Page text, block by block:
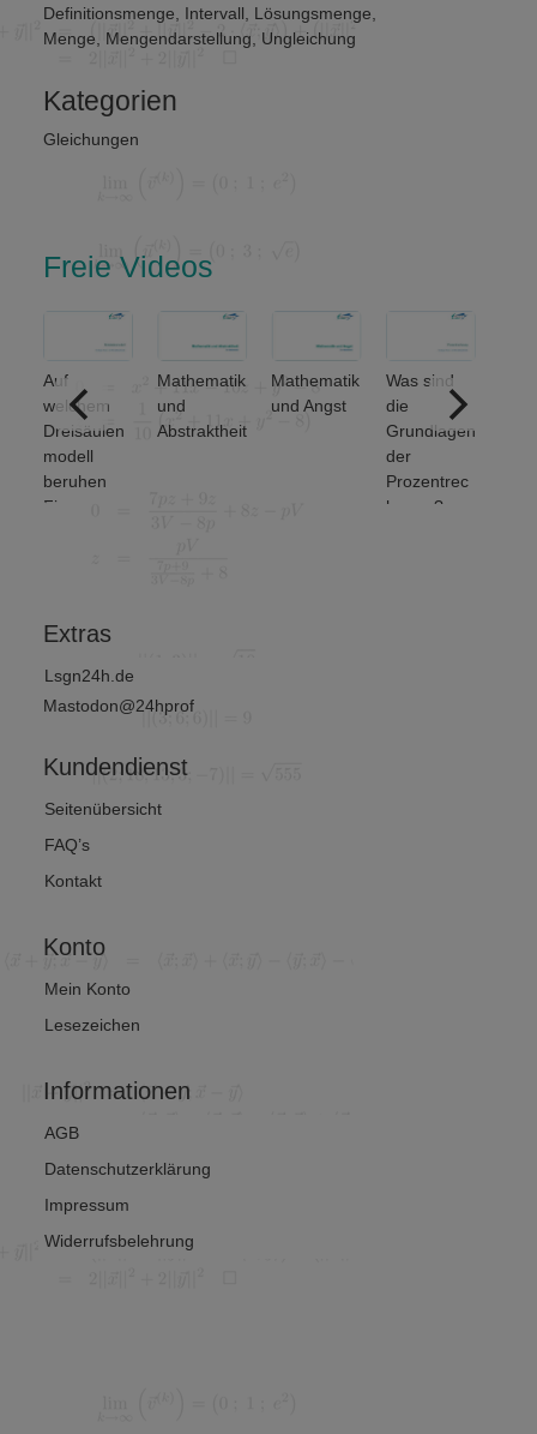
Definitionsmenge, Intervall, Lösungsmenge,
Menge, Mengendarstellung, Ungleichung
Kategorien
Gleichungen
Freie Videos
Auf
welchem
Dreisäulen
modell
beruhen
Finanz-
Mathematik
und
Abstraktheit
Mathematik
und Angst
Was sind
die
Grundlagen
der
Prozentrec
hnung?
Extras
Lsgn24h.de
Mastodon@24hprof
Kundendienst
Seitenübersicht
FAQ’s
Kontakt
Konto
Mein Konto
Lesezeichen
Informationen
AGB
Datenschutzerklärung
Impressum
Widerrufsbelehrung